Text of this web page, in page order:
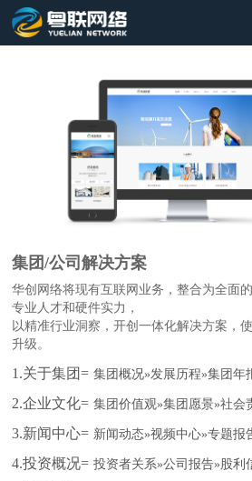
集团/公司解决方案
华创网络将现有互联网业务，整合为全面
专业人才和硬件实力，
以精准行业洞察，开创一体化解决方案，
升级。
1.关于集团= 集团概况»发展历程»集团年
2.企业文化= 集团价值观»集团愿景»社会
3.新闻中心= 新闻动态»视频中心»专题报
4.投资概况= 投资者关系»公司报告»股利